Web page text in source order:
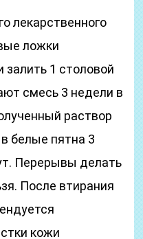
лекарственного
ложки
залить 1 столовой
смесь 3 недели в
раствор
белые пятна 3
Перерывы делать
После втирания
кожи